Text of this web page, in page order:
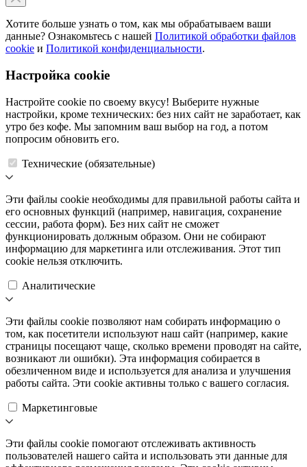
Хотите больше узнать о том, как мы обрабатываем ваши
данные? Ознакомьтесь с нашей Политикой обработки файлов
cookie и Политикой конфиденциальности.
Настройка cookie
Настройте cookie по своему вкусу! Выберите нужные
настройки, кроме технических: без них сайт не заработает, как
утро без кофе. Мы запомним ваш выбор на год, а потом
попросим обновить его.
Технические (обязательные)
Эти файлы cookie необходимы для правильной работы сайта и
его основных функций (например, навигация, сохранение
сессии, работа форм). Без них сайт не сможет
функционировать должным образом. Они не собирают
информацию для маркетинга или отслеживания. Этот тип
cookie нельзя отключить.
Аналитические
Эти файлы cookie позволяют нам собирать информацию о
том, как посетители используют наш сайт (например, какие
страницы посещают чаще, сколько времени проводят на сайте,
возникают ли ошибки). Эта информация собирается в
обезличенном виде и используется для анализа и улучшения
работы сайта. Эти cookie активны только с вашего согласия.
Маркетинговые
Эти файлы cookie помогают отслеживать активность
пользователей нашего сайта и использовать эти данные для